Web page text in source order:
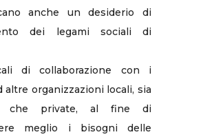
anche un desiderio di
dei legami sociali di
di collaborazione con i
altre organizzazioni locali, sia
che private, al fine di
meglio i bisogni delle